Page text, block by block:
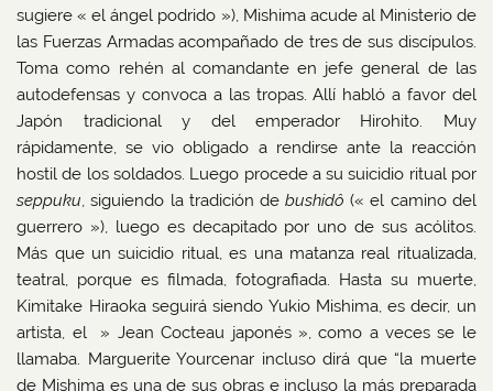
sugiere « el ángel podrido »), Mishima acude al Ministerio de
las Fuerzas Armadas acompañado de tres de sus discípulos.
Toma como rehén al comandante en jefe general de las
autodefensas y convoca a las tropas. Allí habló a favor del
Japón tradicional y del emperador Hirohito. Muy
rápidamente, se vio obligado a rendirse ante la reacción
hostil de los soldados. Luego procede a su suicidio ritual por
seppuku, siguiendo la tradición debushidô (« el camino del
guerrero »), luego es decapitado por uno de sus acólitos.
Más que un suicidio ritual, es una matanza real ritualizada,
teatral, porque es filmada, fotografiada. Hasta su muerte,
Kimitake Hiraoka seguirá siendo Yukio Mishima, es decir, un
artista, el » Jean Cocteau japonés », como a veces se le
llamaba. Marguerite Yourcenar incluso dirá que “la muerte
de Mishima es una de sus obras e incluso la más preparada